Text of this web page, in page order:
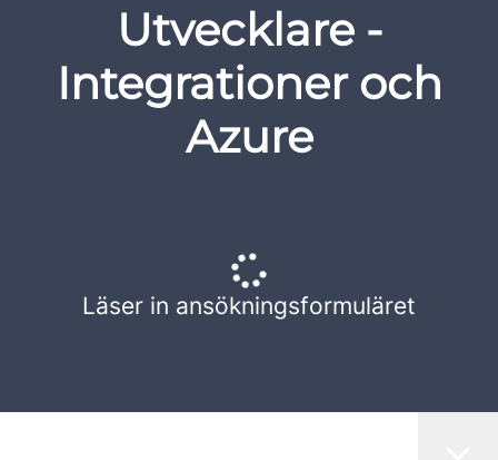
Utvecklare -
Integrationer och
Azure
Läser in ansökningsformuläret